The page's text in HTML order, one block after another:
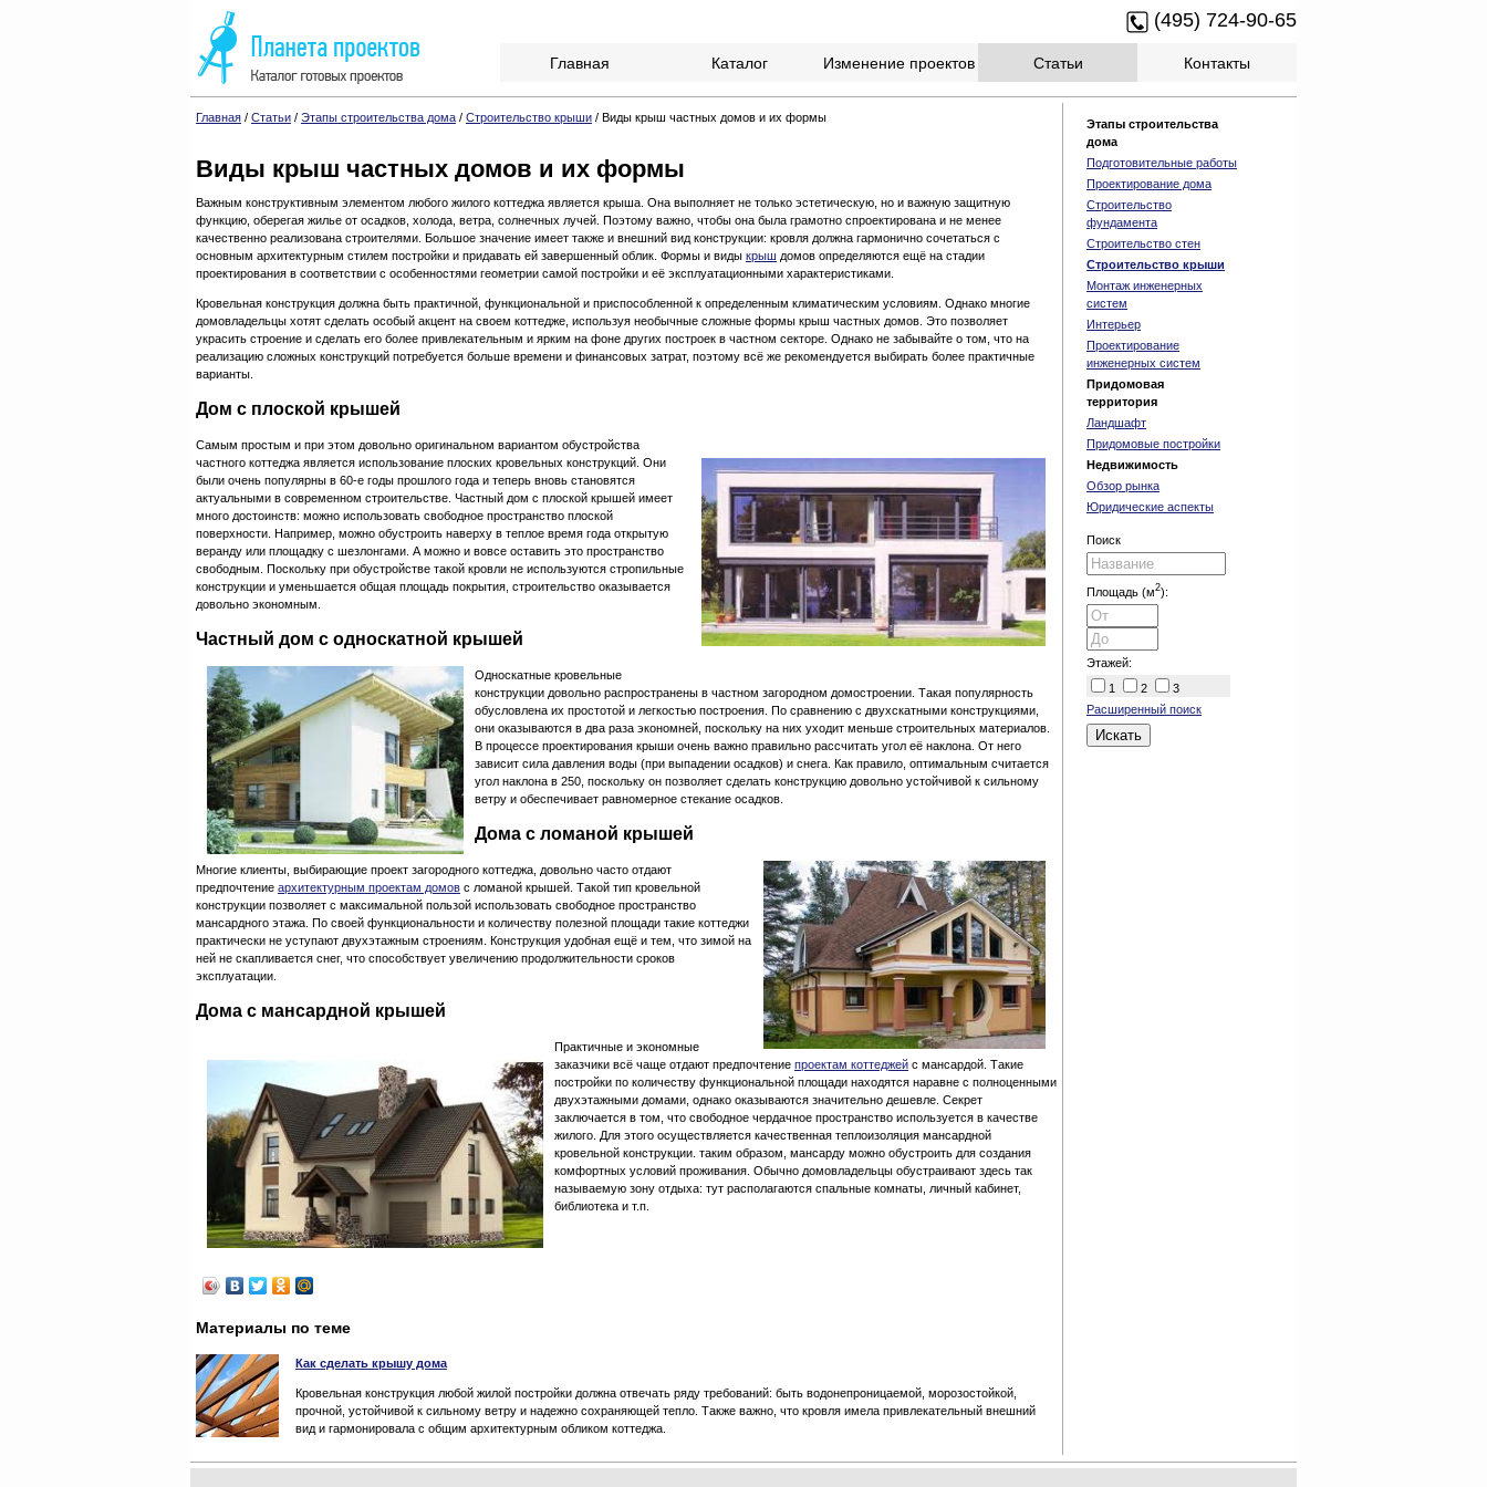
(495) 724-90-65
Главная Каталог Изменение проектов Статьи Контакты
Главная / Статьи / Этапы строительства дома / Строительство крыши / Виды крыш частных домов и их формы
Виды крыш частных домов и их формы
Важным конструктивным элементом любого жилого коттеджа является крыша. Она выполняет не только эстетическую, но и важную защитную
функцию, оберегая жилье от осадков, холода, ветра, солнечных лучей. Поэтому важно, чтобы она была грамотно спроектирована и не менее
качественно реализована строителями. Большое значение имеет также и внешний вид конструкции: кровля должна гармонично сочетаться с
основным архитектурным стилем постройки и придавать ей завершенный облик. Формы и виды крыш домов определяются ещё на стадии
проектирования в соответствии с особенностями геометрии самой постройки и её эксплуатационными характеристиками.
Кровельная конструкция должна быть практичной, функциональной и приспособленной к определенным климатическим условиям. Однако многие
домовладельцы хотят сделать особый акцент на своем коттедже, используя необычные сложные формы крыш частных домов. Это позволяет
украсить строение и сделать его более привлекательным и ярким на фоне других построек в частном секторе. Однако не забывайте о том, что на
реализацию сложных конструкций потребуется больше времени и финансовых затрат, поэтому всё же рекомендуется выбирать более практичные
варианты.
Дом с плоской крышей
Самым простым и при этом довольно оригинальном вариантом обустройства
частного коттеджа является использование плоских кровельных конструкций. Они
были очень популярны в 60-е годы прошлого года и теперь вновь становятся
актуальными в современном строительстве. Частный дом с плоской крышей имеет
много достоинств: можно использовать свободное пространство плоской
поверхности. Например, можно обустроить наверху в теплое время года открытую
веранду или площадку с шезлонгами. А можно и вовсе оставить это пространство
свободным. Поскольку при обустройстве такой кровли не используются стропильные
конструкции и уменьшается общая площадь покрытия, строительство оказывается
довольно экономным.
Частный дом с односкатной крышей
Односкатные кровельные
конструкции довольно распространены в частном загородном домостроении. Такая популярность
обусловлена их простотой и легкостью построения. По сравнению с двухскатными конструкциями,
они оказываются в два раза экономней, поскольку на них уходит меньше строительных материалов.
В процессе проектирования крыши очень важно правильно рассчитать угол её наклона. От него
зависит сила давления воды (при выпадении осадков) и снега. Как правило, оптимальным считается
угол наклона в 250, поскольку он позволяет сделать конструкцию довольно устойчивой к сильному
ветру и обеспечивает равномерное стекание осадков.
Дома с ломаной крышей
Многие клиенты, выбирающие проект загородного коттеджа, довольно часто отдают
предпочтение архитектурным проектам домов с ломаной крышей. Такой тип кровельной
конструкции позволяет с максимальной пользой использовать свободное пространство
мансардного этажа. По своей функциональности и количеству полезной площади такие коттеджи
практически не уступают двухэтажным строениям. Конструкция удобная ещё и тем, что зимой на
ней не скапливается снег, что способствует увеличению продолжительности сроков
эксплуатации.
Дома с мансардной крышей
Практичные и экономные
заказчики всё чаще отдают предпочтение проектам коттеджей с мансардой. Такие
постройки по количеству функциональной площади находятся наравне с полноценными
двухэтажными домами, однако оказываются значительно дешевле. Секрет
заключается в том, что свободное чердачное пространство используется в качестве
жилого. Для этого осуществляется качественная теплоизоляция мансардной
кровельной конструкции. таким образом, мансарду можно обустроить для создания
комфортных условий проживания. Обычно домовладельцы обустраивают здесь так
называемую зону отдыха: тут располагаются спальные комнаты, личный кабинет,
библиотека и т.п.
Материалы по теме
Как сделать крышу дома
Кровельная конструкция любой жилой постройки должна отвечать ряду требований: быть водонепроницаемой, морозостойкой,
прочной, устойчивой к сильному ветру и надежно сохраняющей тепло. Также важно, что кровля имела привлекательный внешний
вид и гармонировала с общим архитектурным обликом коттеджа.
Этапы строительства
дома
Подготовительные работы
Проектирование дома
Строительство
фундамента
Строительство стен
Строительство крыши
Монтаж инженерных
систем
Интерьер
Проектирование
инженерных систем
Придомовая
территория
Ландшафт
Придомовые постройки
Недвижимость
Обзор рынка
Юридические аспекты
Поиск
Площадь (м2):
Этажей:
1
2
3
Расширенный поиск